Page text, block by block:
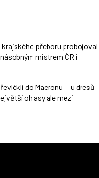
krajského přeboru probojoval
mistrem ČR i
do Macronu — u dresů
ohlasy ale mezi